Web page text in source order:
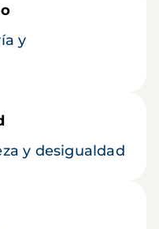
y
y desigualdad